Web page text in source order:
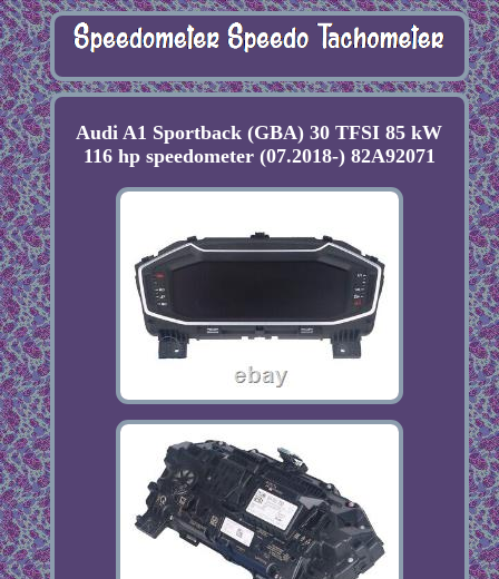
Audi A1 Sportback (GBA) 30 TFSI 85 kW
116 hp speedometer (07.2018-) 82A92071